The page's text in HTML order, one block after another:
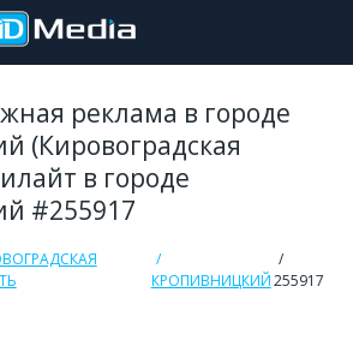
реклама в городе
(Кировоградская
в городе
#255917
КРОПИВНИЦКИЙ 255917